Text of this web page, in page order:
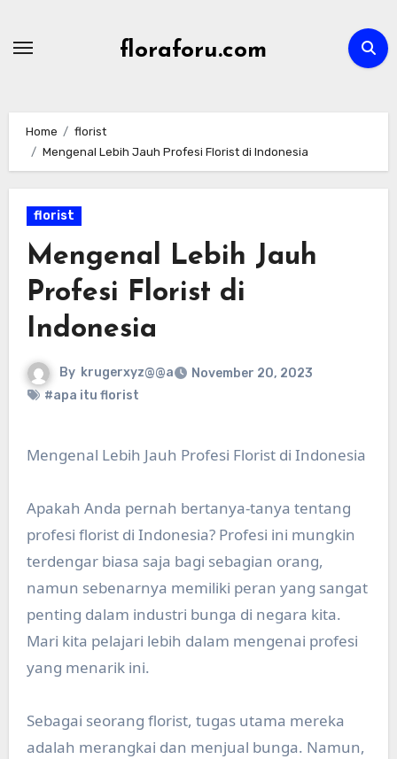
floraforu.com
Home
florist
Mengenal Lebih Jauh Profesi Florist di Indonesia
florist
Mengenal Lebih Jauh
Profesi Florist di
Indonesia
By krugerxyz@@a
November 20, 2023
#apa itu florist
Mengenal Lebih Jauh Profesi Florist di Indonesia
Apakah Anda pernah bertanya-tanya tentang
profesi florist di Indonesia? Profesi ini mungkin
terdengar biasa saja bagi sebagian orang,
namun sebenarnya memiliki peran yang sangat
penting dalam industri bunga di negara kita.
Mari kita pelajari lebih dalam mengenai profesi
yang menarik ini.
Sebagai seorang florist, tugas utama mereka
adalah merangkai dan menjual bunga. Namun,